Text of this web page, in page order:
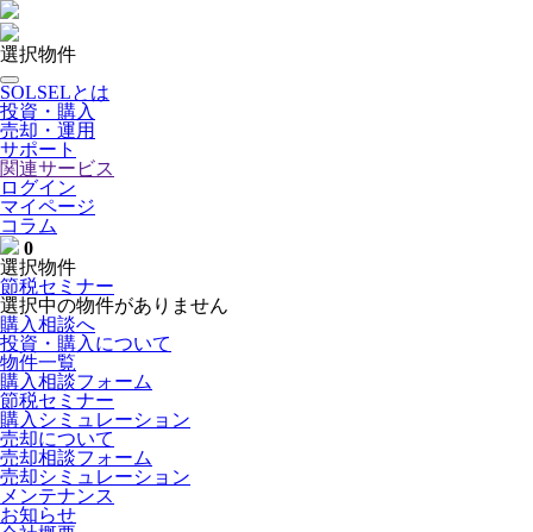
選択物件
SOLSELとは
投資・購入
売却・運用
サポート
関連サービス
ログイン
マイページ
コラム
0
選択物件
節税セミナー
選択中の物件がありません
購入相談へ
投資・購入について
物件一覧
購入相談フォーム
節税セミナー
購入シミュレーション
売却について
売却相談フォーム
売却シミュレーション
メンテナンス
お知らせ